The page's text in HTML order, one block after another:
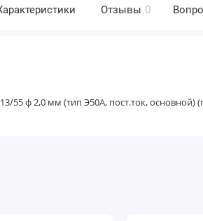
Отзывы 0
55 ф 2,0 мм (тип Э50А, пост.ток, основной)